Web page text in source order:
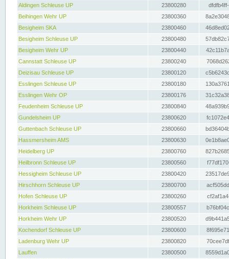
Aldingen Schleuse UP
23800280
Beihingen Wehr UP
23800360
Besigheim SKA
23800460
Besigheim Schleuse UP
23800480
Besigheim Wehr UP
23800440
Cannstatt Schleuse UP
23800240
Deizisau Schleuse UP
23800120
Esslingen Schleuse UP
23800180
Esslingen Wehr OP
23800176
Feudenheim Schleuse UP
23800840
Gundelsheim UP
23800620
Guttenbach Schleuse UP
23800660
Hassmersheim AMS
23800630
Heidelberg UP
23800760
Heilbronn Schleuse UP
23800560
Hessigheim Schleuse UP
23800420
Hirschhorn Schleuse UP
23800700
Hofen Schleuse UP
23800260
Horkheim Schleuse UP
23800557
Horkheim Wehr UP
23800520
Kochendorf Schleuse UP
23800600
Ladenburg Wehr UP
23800820
Lauffen
23800500